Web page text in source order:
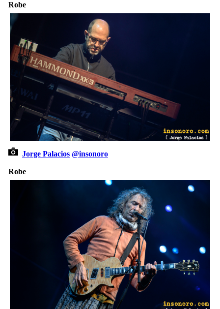
Robe
Jorge Palacios @insonoro
Robe